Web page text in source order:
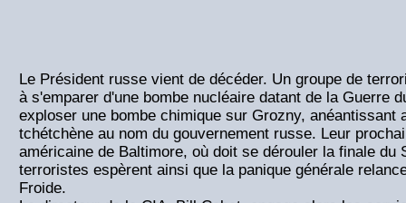
Le Président russe vient de décéder. Un groupe de
à s'emparer d'une bombe nucléaire datant de la Guerre
exploser une bombe chimique sur Grozny, anéantissant
tchétchène au nom du gouvernement russe. Leur
américaine de Baltimore, où doit se dérouler la finale du
terroristes espèrent ainsi que la panique générale
Froide.